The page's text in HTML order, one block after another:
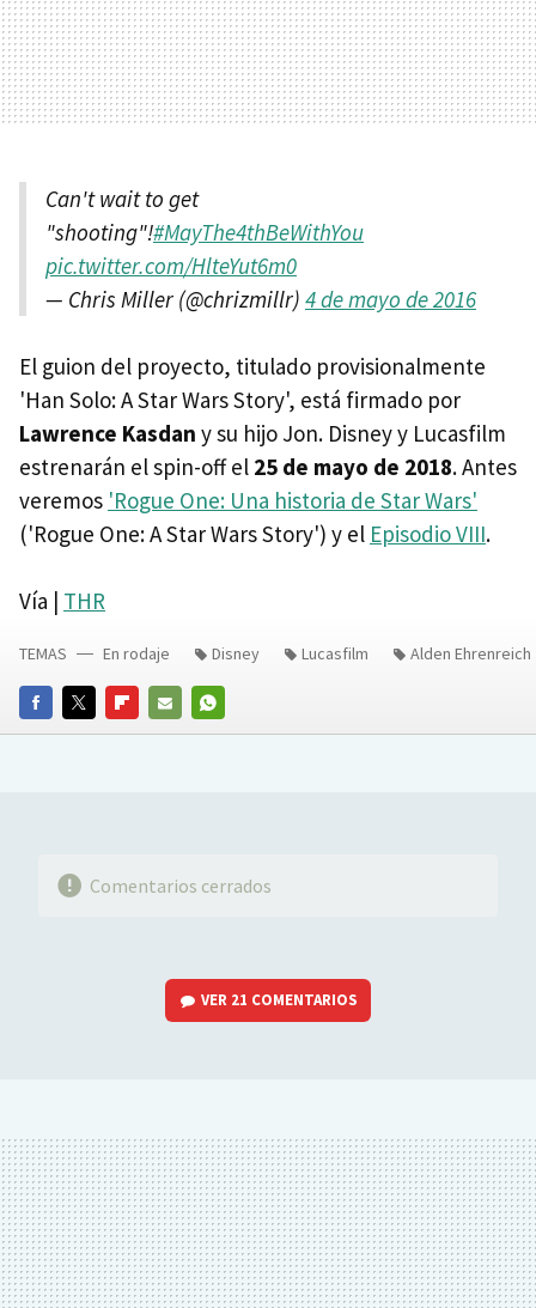
Can't wait to get
"shooting"!#MayThe4thBeWithYou
pic.twitter.com/HlteYut6m0
— Chris Miller (@chrizmillr) 4 de mayo de 2016
El guion del proyecto, titulado provisionalmente
'Han Solo: A Star Wars Story', está firmado por
Lawrence Kasdan y su hijo Jon. Disney y Lucasfilm
estrenarán el spin-off el 25 de mayo de 2018. Antes
veremos 'Rogue One: Una historia de Star Wars'
('Rogue One: A Star Wars Story') y el Episodio VIII.
Vía | THR
FACEBOOKTWITTERFLIPBOARD
E-
WHATSAPP
TEMAS En rodaje Disney Lucasfilm Alden Ehrenreich
Comentarios cerrados
VER 21 COMENTARIOS